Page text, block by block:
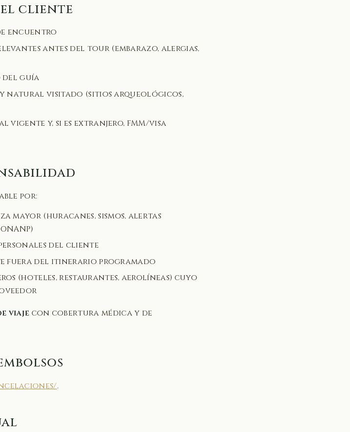
cliente
encuentro
antes del tour (embarazo, alergias,
del guía
natural visitado (sitios arqueológicos,
y, si es extranjero, FMM/visa
por:
mayor (huracanes, sismos, alertas
del cliente
fuera del itinerario programado
(hoteles, restaurantes, aerolíneas) cuyo
viaje con cobertura médica y de
.